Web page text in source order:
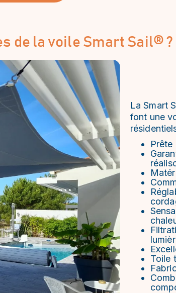
de la voile Smart Sail® ?
La Smart
font une
Toile